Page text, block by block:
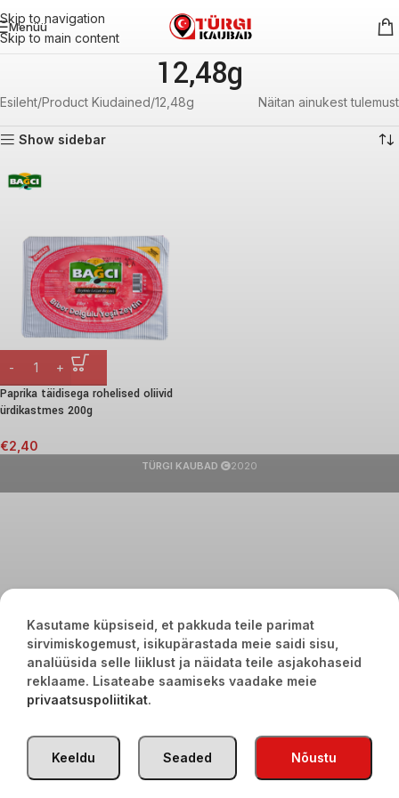
Skip to navigation
Skip to main content
Menüü
12,48g
Esileht Product Kiudained 12,48g Näitan ainukest tulemust
Show sidebar
Paprika täidisega rohelised oliivid
ürdikastmes 200g
€2,40
TÜRGI KAUBAD 2020
Kasutame küpsiseid, et pakkuda teile parimat
sirvimiskogemust, isikupärastada meie saidi sisu,
analüüsida selle liiklust ja näidata teile asjakohaseid
reklaame. Lisateabe saamiseks vaadake meie
privaatsuspoliitikat.
Nõustu
Seaded
Keeldu